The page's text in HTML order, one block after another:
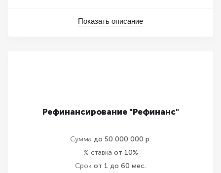
Показать описание
Рефинансирование "Рефинанс"
Сумма до 50 000 000 р.
% ставка от 10%
Срок от 1 до 60 мес.